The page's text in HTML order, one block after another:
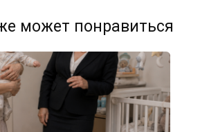
может понравиться